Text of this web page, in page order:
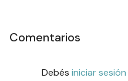
Comentarios
Debés iniciar sesión